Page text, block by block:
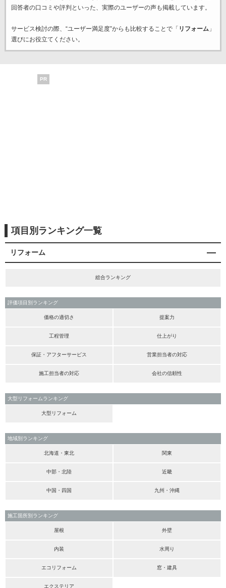
回答者の口コミや評判といった、実際のユーザーの声も掲載しています。
サービス検討の際、“ユーザー満足度”からも比較することで「 リフォーム」
選びにお役立てください。
PR
項目別ランキング一覧
リフォーム
総合ランキング
評価項目別ランキング
価格の適切さ 提案力
工程管理 仕上がり
保証・アフターサービス 営業担当者の対応
施工担当者の対応 会社の信頼性
大型リフォームランキング
大型リフォーム
地域別ランキング
北海道・東北 関東
中部・北陸 近畿
中国・四国 九州・沖縄
施工箇所別ランキング
屋根 外壁
内装 水周り
エコリフォーム 窓・建具
エクステリア